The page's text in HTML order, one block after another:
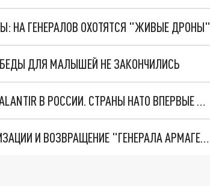
НА ГЕНЕРАЛОВ ОХОТЯТСЯ "ЖИВЫЕ ДРОНЫ"
ДЛЯ МАЛЫШЕЙ НЕ ЗАКОНЧИЛИСЬ
"ОЧЕНЬ ПЛОХИЕ НОВОСТИ": БОЛЬШАЯ ОШИБКА PALANTIR В РОССИИ. СТРАНЫ НАТО ВПЕРВЫЕ ЗА СВО ОСТАНОВИЛИ ПОСТАВКИ ОРУЖИЯ. ВСУ ТЕРЯЮТ ПРИГРАНИЧЬЕ?
ТРИ ГЛАВНЫХ ИНСАЙДА ОБ СВО. ОТМЕНА МОБИЛИЗАЦИИ И ВОЗВРАЩЕНИЕ "ГЕНЕРАЛА АРМАГЕДДОНА"? ОТЛИЧНЫЕ НОВОСТИ, КОТОРЫЕ ЖДАЛИ ВСЕ